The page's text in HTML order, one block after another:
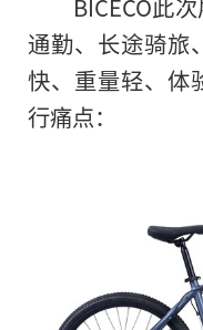
BICECO此
通勤、长途骑旅
快、重量轻、体
行痛点：